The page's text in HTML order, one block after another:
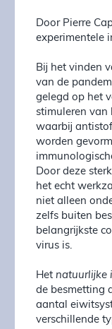
Door Pierre
experimentele
Bij het vinden
van de
gelegd op het
stimuleren van
waarbij
worden
Door deze
het echt
niet alleen
zelfs buiten
belangrijkste
virus is.
Het natuurlijke
de besmetting
aantal
verschillende